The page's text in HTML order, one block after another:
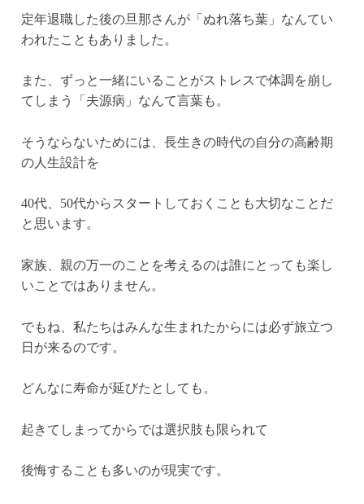
定年退職した後の旦那さんが「ぬれ落ち葉」なんてい
われたこともありました。
また、ずっと一緒にいることがストレスで体調を崩し
てしまう「夫源病」なんて言葉も。
そうならないためには、長生きの時代の自分の高齢期
の人生設計を
40代、50代からスタートしておくことも大切なことだ
と思います。
家族、親の万一のことを考えるのは誰にとっても楽し
いことではありません。
でもね、私たちはみんな生まれたからには必ず旅立つ
日が来るのです。
どんなに寿命が延びたとしても。
起きてしまってからでは選択肢も限られて
後悔することも多いのが現実です。